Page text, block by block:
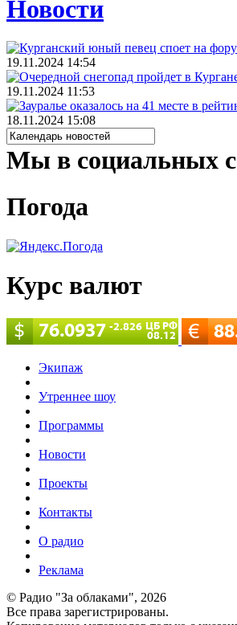
Новости
19.11.2024 14:54
19.11.2024 11:53
18.11.2024 15:08
Мы в социальных
Погода
Курс валют
Экипаж
Утреннее шоу
Программы
Новости
Проекты
Контакты
О радио
Реклама
© Радио "За облаками", 2026
Все права зарегистрированы.